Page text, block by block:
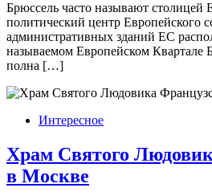
Брюссель часто называют столицей
политический центр Европейского
административных зданий ЕС
называемом Европейском Квартале
полна […]
Интересное
Храм Святого
в Москве